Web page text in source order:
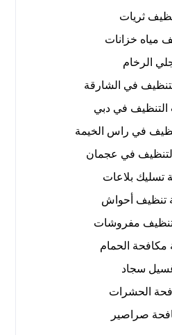
ثريات
مياه خزانات
الرخام
في الشارقة
في دبي
في راس الخيمة
في عجمان
تسليك بلاعات
تنظيف أحواش
مفروشات
الحمام
سجاد
الحشرات
صراصير